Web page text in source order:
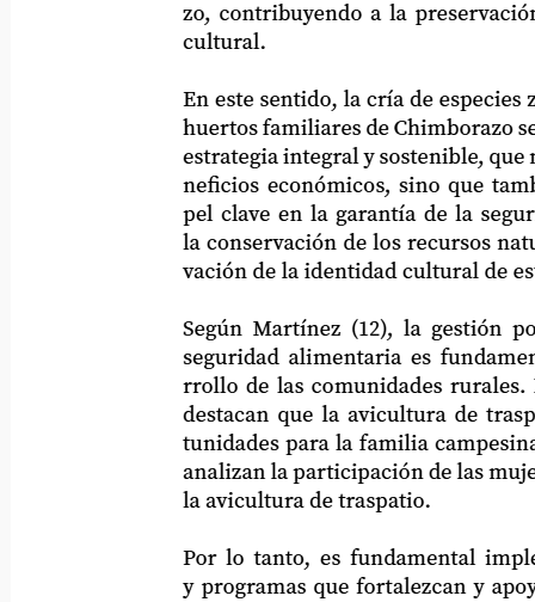
zo, contribuyendo a la preservación
cultural.
En este sentido, la cría de especies
huertos familiares de Chimborazo se
estrategia integral y sostenible, que no
neficios económicos, sino que también
pel clave en la garantía de la
la conservación de los recursos
vación de la identidad cultural de estas
Según Martínez (12), la gestión por
seguridad alimentaria es fundamental
rrollo de las comunidades rurales.
destacan que la avicultura de traspatio
tunidades para la familia campesina.
analizan la participación de las mujeres
la avicultura de traspatio.
Por lo tanto, es fundamental
y programas que fortalezcan y apoyen